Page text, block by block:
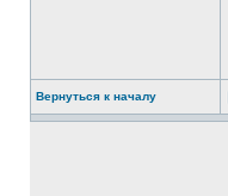
Вернуться к началу